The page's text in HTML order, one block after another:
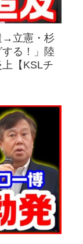
→立憲・杉
る！」陸
【KSLチ